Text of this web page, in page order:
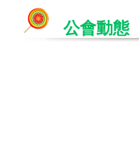
公會動態